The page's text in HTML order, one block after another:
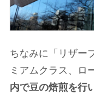
ちなみに「リザー
ミアムクラス、ロ
内で豆の焙煎を行